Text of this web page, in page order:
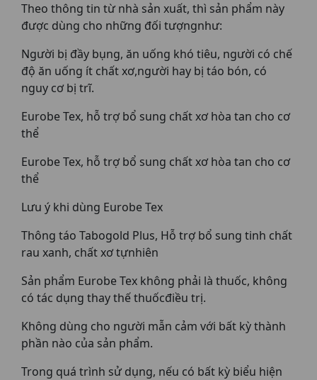
Theo thông tin từ nhà sản xuất, thì sản phẩm này
được dùng cho những đối tượngnhư:
Người bị đầy bụng, ăn uống khó tiêu, người có chế
độ ăn uống ít chất xơ,người hay bị táo bón, có
nguy cơ bị trĩ.
Eurobe Tex, hỗ trợ bổ sung chất xơ hòa tan cho cơ
thể
Eurobe Tex, hỗ trợ bổ sung chất xơ hòa tan cho cơ
thể
Lưu ý khi dùng Eurobe Tex
Thông táo Tabogold Plus, Hỗ trợ bổ sung tinh chất
rau xanh, chất xơ tựnhiên
Sản phẩm Eurobe Tex không phải là thuốc, không
có tác dụng thay thế thuốcđiều trị.
Không dùng cho người mẫn cảm với bất kỳ thành
phần nào của sản phẩm.
Trong quá trình sử dụng, nếu có bất kỳ biểu hiện